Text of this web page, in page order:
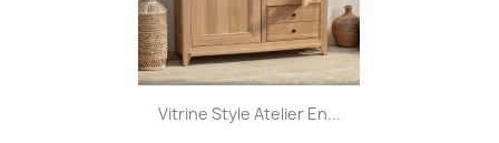
Vitrine Style Atelier En...